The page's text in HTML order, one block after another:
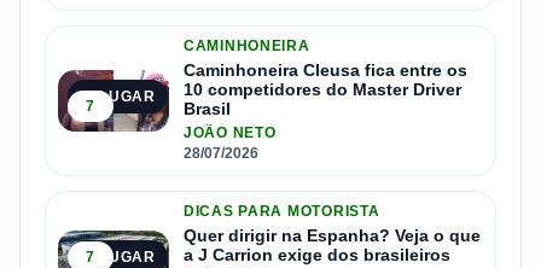
3º LUGAR
7
CAMINHONEIRA
Caminhoneira Cleusa fica entre os
10 competidores do Master Driver
Brasil
JOÃO NETO
28/07/2026
4º LUGAR
7
DICAS PARA MOTORISTA
Quer dirigir na Espanha? Veja o que
a J Carrion exige dos brasileiros